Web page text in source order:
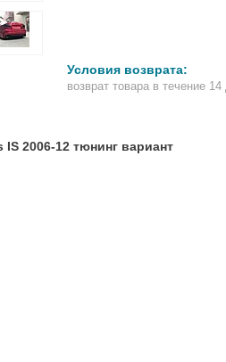
возврат товара в течение 14
2006-12 тюнинг вариант